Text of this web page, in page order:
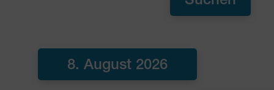
8. August 2026